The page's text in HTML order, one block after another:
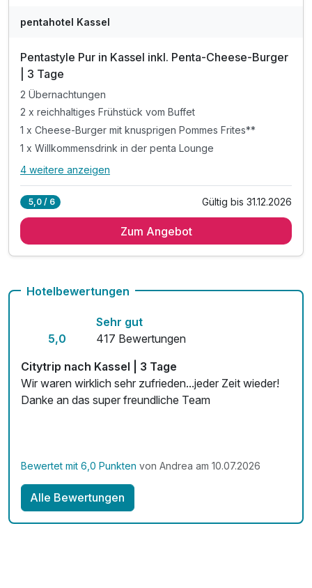
pentahotel Kassel
Pentastyle Pur in Kassel inkl. Penta-Cheese-Burger
| 3 Tage
2 Übernachtungen
2 x reichhaltiges Frühstück vom Buffet
1 x Cheese-Burger mit knusprigen Pommes Frites**
1 x Willkommensdrink in der penta Lounge
Alle Inklusivleistungen
2 x reichhaltiges Frühstück vom Buffet
inkl. Billard spielen in der penta Lounge
inkl. Nutzung des Fitnessbereiches
inkl. Wlan Nutzung
4 weitere anzeigen
5,0 / 6 Gültig bis 31.12.2026
Zum Angebot
Hotelbewertungen
5,0
Sehr gut
417 Bewertungen
Citytrip nach Kassel | 3 Tage
Wir waren wirklich sehr zufrieden...jeder Zeit wieder!
Danke an das super freundliche Team
Bewertet mit 6,0 Punkten von Andrea am 10.07.2026
Alle Bewertungen